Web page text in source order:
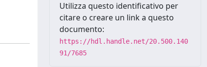
Utilizza questo identificativo per
citare o creare un link a questo
documento:
https://hdl.handle.net/20.500.140
91/7685